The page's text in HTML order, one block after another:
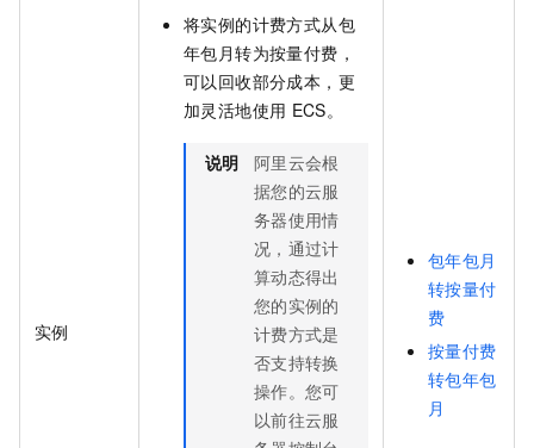
实例
将实例的计费方式从包
年包月转为按量付费，
可以回收部分成本，更
加灵活地使用 ECS。
说明
阿里云会根
据您的云服
务器使用情
况，通过计
算动态得出
您的实例的
计费方式是
否支持转换
操作。您可
以前往云服
包年包月
转按量付
费
按量付费
转包年包
月